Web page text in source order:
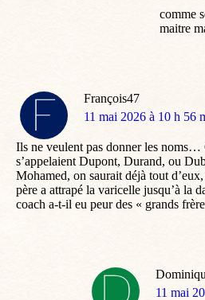
comme
maitre
François47
dit
11 mai 2026 à 10 h 56
Ils ne veulent pas donner les noms…
s’appelaient Dupont, Durand, ou
Mohamed, on saurait déjà tout
père a attrapé la varicelle jusqu’à la
coach a-t-il eu peur des « grands
dit
11 mai